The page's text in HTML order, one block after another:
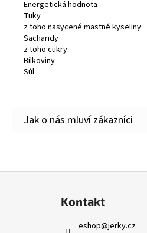
Energetická hodnota
Tuky
z toho nasycené mastné kyseliny
Sacharidy
z toho cukry
Bílkoviny
Sůl
Kontakt
eshop@jerky.cz